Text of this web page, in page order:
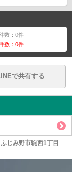
数：0件
数：0件
で共有する
ふじみ野市駒西1丁目